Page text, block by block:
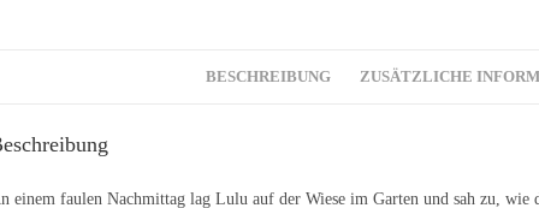
BESCHREIBUNG ZUSÄTZLICHE
einem faulen Nachmittag lag Lulu auf der Wiese im Garten und sah zu, wie